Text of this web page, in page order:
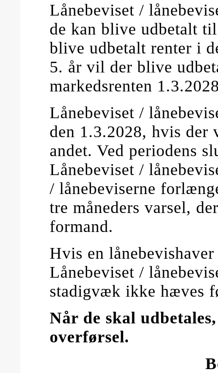
Lånebeviset /
de kan blive udbetalt
blive udbetalt renter i
5. år vil der blive
markedsrenten
Lånebeviset /
den 1.3.2028, hvis der
andet. Ved periodens
Lånebeviset /
/ lånebeviserne
tre måneders varsel,
formand.
Hvis en
Lånebeviset /
stadigvæk ikke hæves
Når de skal
overførsel.